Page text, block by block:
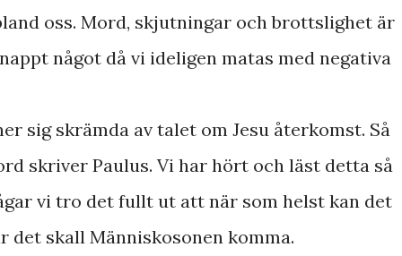
oss. Mord, skjutningar och brottslighet är
något då vi ideligen matas med negativa
sig skrämda av talet om Jesu återkomst. Så
skriver Paulus. Vi har hört och läst detta så
vi tro det fullt ut att när som helst kan det
det skall Människosonen komma.